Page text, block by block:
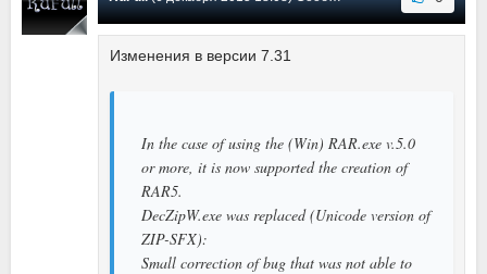
Изменения в версии 7.31
In the case of using the (Win) RAR.exe v.5.0
or more, it is now supported the creation of
RAR5.
DecZipW.exe was replaced (Unicode version of
ZIP-SFX):
Small correction of bug that was not able to